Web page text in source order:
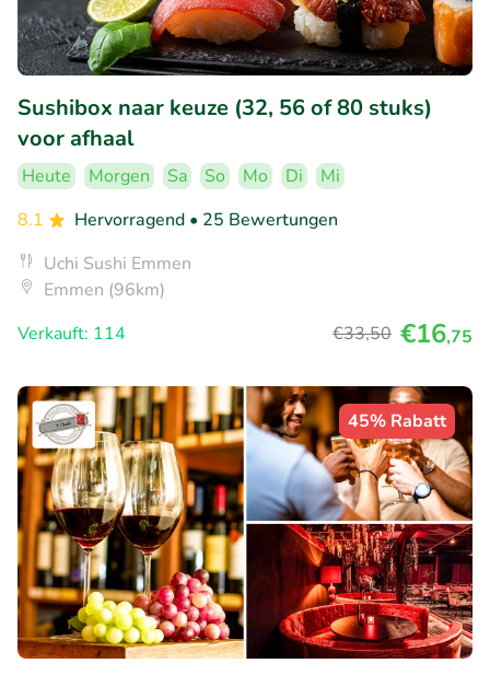
Sushibox naar keuze (32, 56 of 80 stuks)
voor afhaal
Heute Morgen Sa So Mo Di
Mi
8.1
Hervorragend • 25 Bewertungen
Uchi Sushi Emmen
Emmen (96km)
Verkauft: 114
€33,50 €16,75
45% Rabatt